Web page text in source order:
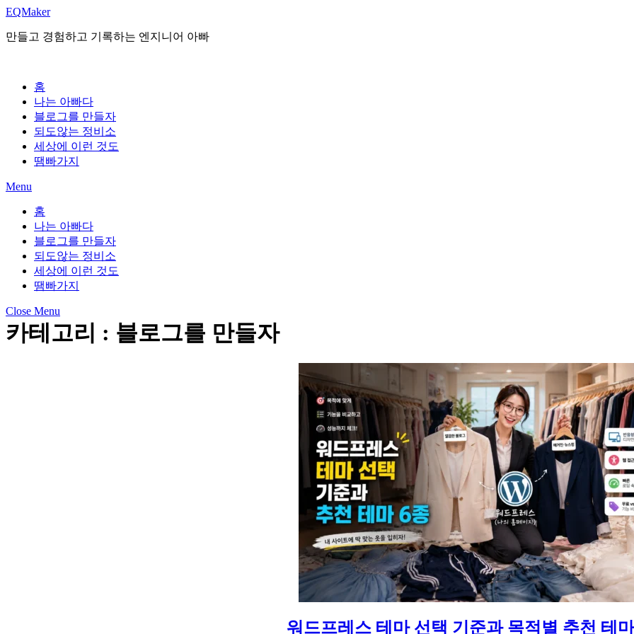
Skip
content
EQMaker
만들고 경험하고 기록하는 엔지니어 아빠
홈
나는 아빠다
블로그를 만들자
되도않는 정비소
세상에 이런 것도
땜빠가지
Menu
홈
나는 아빠다
블로그를 만들자
되도않는 정비소
세상에 이런 것도
땜빠가지
Close Menu
카테고리 : 블로그를 만들자
워드프레스 테마 선택 기준과 목적별 추천 테